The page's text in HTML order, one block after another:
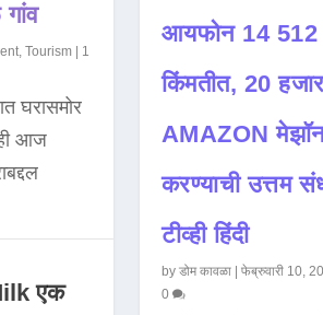
,Tourism 1
घरासमोर
आज
एक
आयफोन 14 512
किंमतीत, 20
AMAZON
करण्याची उत्तम
टीव्ही हिंदी
by डोम कावळा| फेब्रुवारी 10,
0